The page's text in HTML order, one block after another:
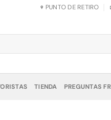
PUNTO DE RETIRO
TIENDA PREGUNTAS